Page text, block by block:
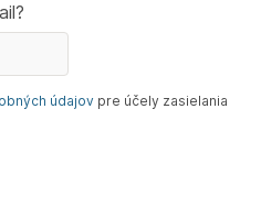
údajov pre účely zasielania